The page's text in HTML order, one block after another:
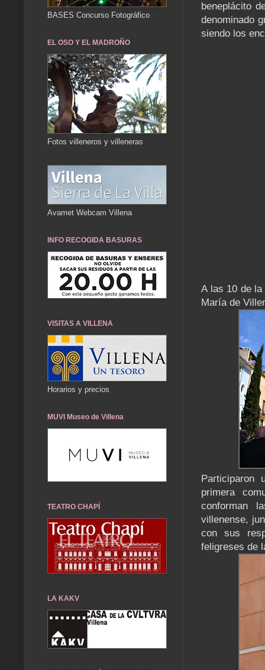
beneplácito
denominado
siendo los
A las 10 de
María de
Participaron
primera
conforman
villenense,
con sus
feligreses de
BASES Concurso Fotográfico
EL OSO Y EL MADROÑO
Fotos villeneros y villeneras
Avamet Webcam Villena
INFO RECOGIDA BASURAS
VISITAS A VILLENA
Horarios y precios
MUVI Museo de Villena
TEATRO CHAPÍ
LA KAKV